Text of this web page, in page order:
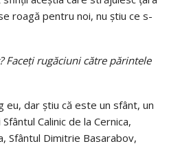
roagă pentru noi, nu ştiu ce s-
Faceţi rugăciuni către părintele
eu, dar ştiu că este un sfânt, un
Calinic de la Cernica,
Sfântul Dimitrie Basarabov,